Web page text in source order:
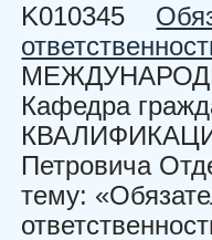
K010345
Кафедра
Петровича
тему: